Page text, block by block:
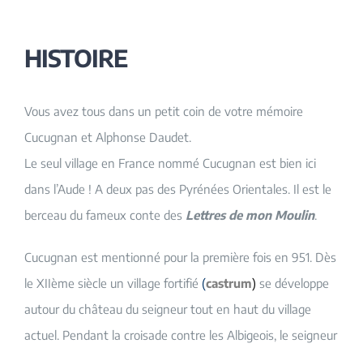
HISTOIRE
Vous avez tous dans un petit coin de votre mémoire
Cucugnan et Alphonse Daudet.
Le seul village en France nommé Cucugnan est bien ici
dans l’Aude ! A deux pas des Pyrénées Orientales. Il est le
berceau du fameux conte desLettres de mon Moulin.
Cucugnan est mentionné pour la première fois en 951. Dès
le XIIème siècle un village fortifié (castrum) se développe
autour du château du seigneur tout en haut du village
actuel. Pendant la croisade contre les Albigeois, le seigneur